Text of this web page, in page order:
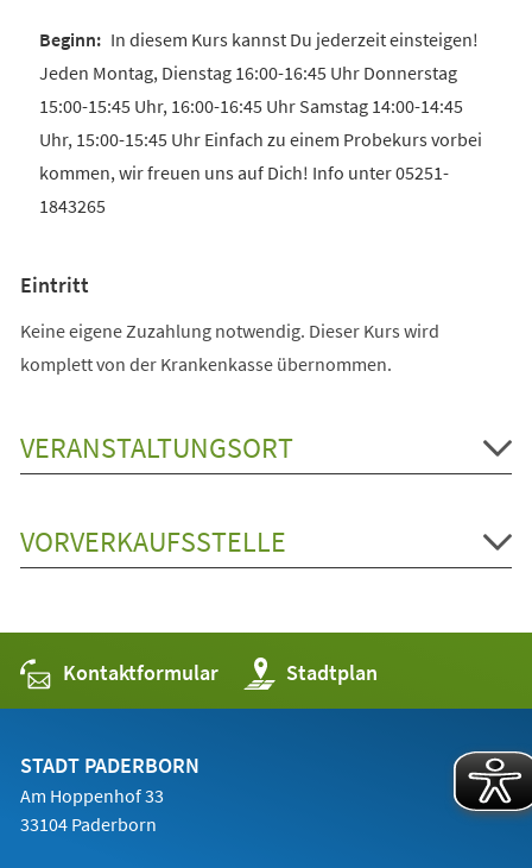
In diesem Kurs kannst Du jederzeit einsteigen!
Jeden Montag, Dienstag 16:00-16:45 Uhr Donnerstag
15:00-15:45 Uhr, 16:00-16:45 Uhr Samstag 14:00-14:45
Uhr, 15:00-15:45 Uhr Einfach zu einem Probekurs vorbei
kommen, wir freuen uns auf Dich! Info unter 05251-
1843265
Eintritt
Keine eigene Zuzahlung notwendig. Dieser Kurs wird
komplett von der Krankenkasse übernommen.
VERANSTALTUNGSORT
VORVERKAUFSSTELLE
Kontaktformular Stadtplan
(Öffnet
in
einem
STADT PADERBORN
Am Hoppenhof 33
33104 Paderborn